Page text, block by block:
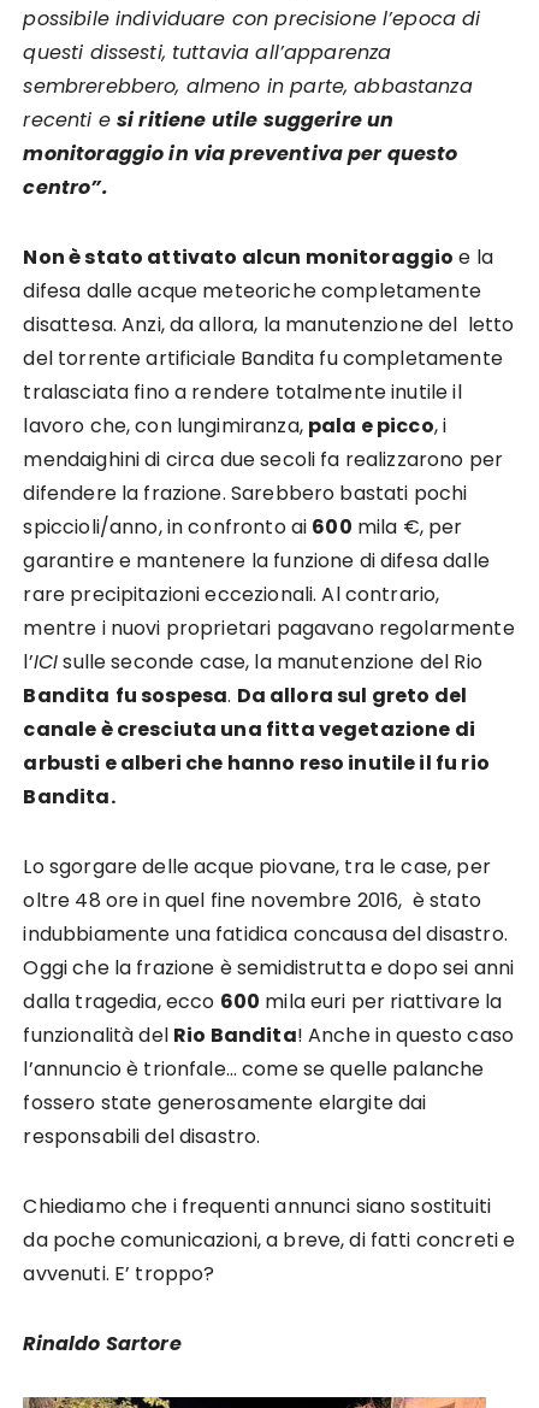
possibile individuare con precisione l’epoca di
questi dissesti, tuttavia all’apparenza
sembrerebbero, almeno in parte, abbastanza
recenti e si ritiene utile suggerire un
monitoraggio in via preventiva per questo
centro”.
Non è stato attivato alcun monitoraggio e la
difesa dalle acque meteoriche completamente
disattesa. Anzi, da allora, la manutenzione del letto
del torrente artificiale Bandita fu completamente
tralasciata fino a rendere totalmente inutile il
lavoro che, con lungimiranza, pala e picco, i
mendaighini di circa due secoli fa realizzarono per
difendere la frazione. Sarebbero bastati pochi
spiccioli/anno, in confronto ai 600 mila €, per
garantire e mantenere la funzione di difesa dalle
rare precipitazioni eccezionali. Al contrario,
mentre i nuovi proprietari pagavano regolarmente
l’ICIsulle seconde case, la manutenzione del Rio
Bandita fu sospesa. Da allora sul greto del
canale è cresciuta una fitta vegetazione di
arbusti e alberi che hanno reso inutile il fu rio
Bandita.
Lo sgorgare delle acque piovane, tra le case, per
oltre 48 ore in quel fine novembre 2016, è stato
indubbiamente una fatidica concausa del disastro.
Oggi che la frazione è semidistrutta e dopo sei anni
dalla tragedia, ecco 600 mila euri per riattivare la
funzionalità del Rio Bandita! Anche in questo caso
l’annuncio è trionfale… come se quelle palanche
fossero state generosamente elargite dai
responsabili del disastro.
Chiediamo che i frequenti annunci siano sostituiti
da poche comunicazioni, a breve, di fatti concreti e
avvenuti. E’ troppo?
Rinaldo Sartore